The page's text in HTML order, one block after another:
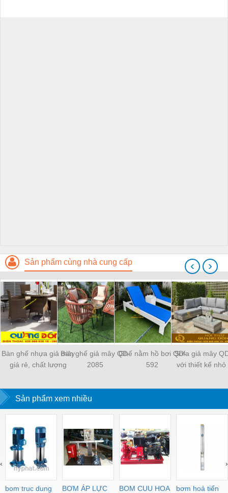
Sản phẩm cùng nhà cung cấp
Bàn ghế nhựa giả mây
giá rẻ, chất lượng
Bàn ghế giả mây QD-
2085
Ghế nằm hồ bơi QD-
592
Sofa giả mây
với thiết kế nhỏ
‹ ›
Sản phẩm xem nhiều
bom truc dung
BƠM ÁP LỰC
BOM CUU HOA
bơm hoả tiển
‹ ›